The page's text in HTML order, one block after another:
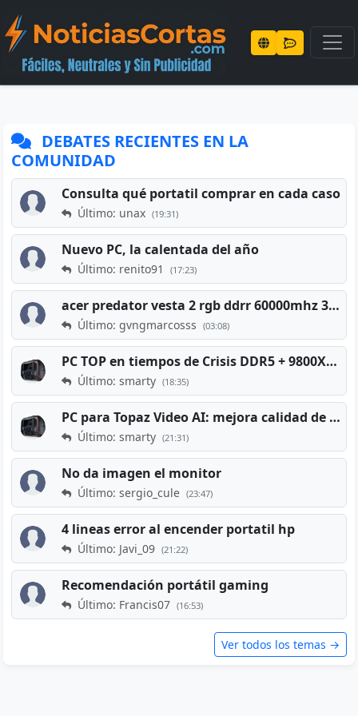
DEBATES RECIENTES EN LA
COMUNIDAD
Consulta qué portatil comprar en cada caso
Último: unax (19:31)
Nuevo PC, la calentada del año
Último: renito91 (17:23)
acer predator vesta 2 rgb ddrr 60000mhz 32gb x2 16gb
Último: gvngmarcosss (03:08)
PC TOP en tiempos de Crisis DDR5 + 9800X3D + RTX 5080 [2026][2400€]
Último: smarty (18:35)
PC para Topaz Video AI: mejora calidad de vídeos viejos
Último: smarty (21:31)
No da imagen el monitor
Último: sergio_cule (23:47)
4 lineas error al encender portatil hp
Último: Javi_09 (21:22)
Recomendación portátil gaming
Último: Francis07 (16:53)
Ver todos los temas →